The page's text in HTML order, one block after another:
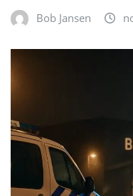
Bob Jansen